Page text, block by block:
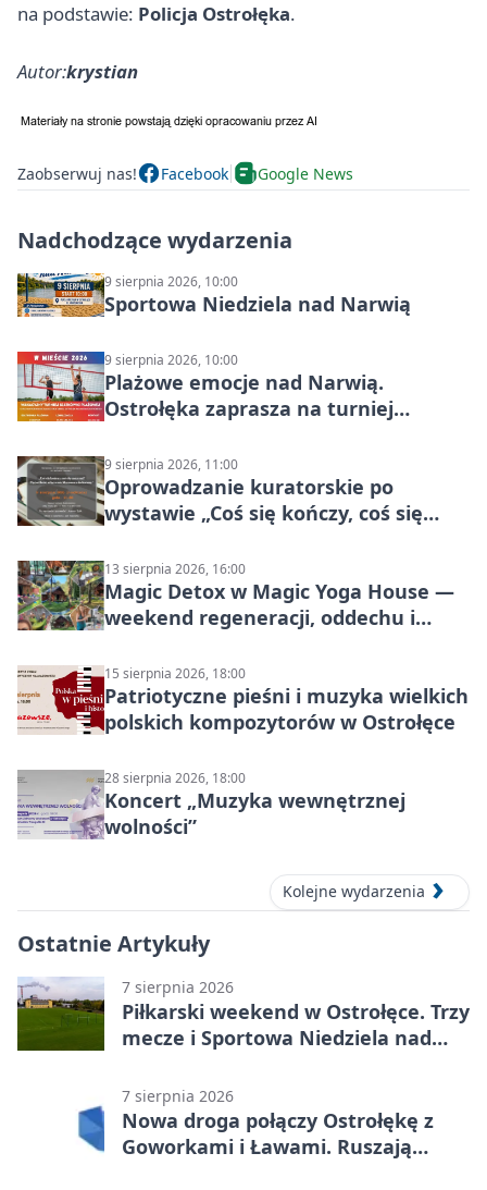
na podstawie: Policja Ostrołęka.
Autor:krystian
Zaobserwuj nas! Facebook Google News
Nadchodzące wydarzenia
9 sierpnia 2026, 10:00
Sportowa Niedziela nad Narwią
9 sierpnia 2026, 10:00
Plażowe emocje nad Narwią.
Ostrołęka zaprasza na turniej
9 sierpnia 2026, 11:00
Oprowadzanie kuratorskie po
wystawie „Coś się kończy, coś się
Mazowsza do Korony”
13 sierpnia 2026, 16:00
Magic Detox w Magic Yoga House —
weekend regeneracji, oddechu i
15 sierpnia 2026, 18:00
Patriotyczne pieśni i muzyka wielkich
polskich kompozytorów w Ostrołęce
28 sierpnia 2026, 18:00
Koncert „Muzyka wewnętrznej
wolności”
Kolejne wydarzenia
Ostatnie Artykuły
7 sierpnia 2026
Piłkarski weekend w Ostrołęce. Trzy
mecze i Sportowa Niedziela nad
7 sierpnia 2026
Nowa droga połączy Ostrołękę z
Goworkami i Ławami. Ruszają